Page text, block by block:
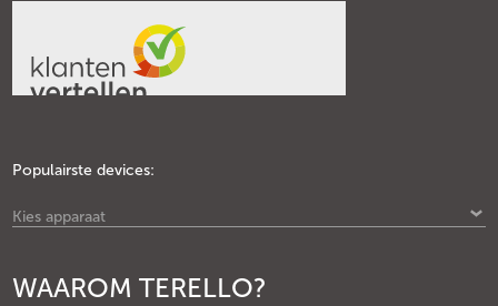
Populairste devices:
Kies apparaat
WAAROM TERELLO?